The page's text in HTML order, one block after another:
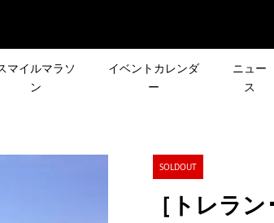
マイルマラソ
ン
イベントカレンダ
ー
ニュー
ス
マラソン前日にShakeout
2023.02.26
［新シリーズ企画］皆さ
声で行き先が決まる登山
ント「リクエスト登山」
SOLDOUT
［トレラ